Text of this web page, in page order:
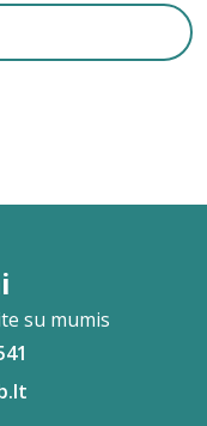
su mumis